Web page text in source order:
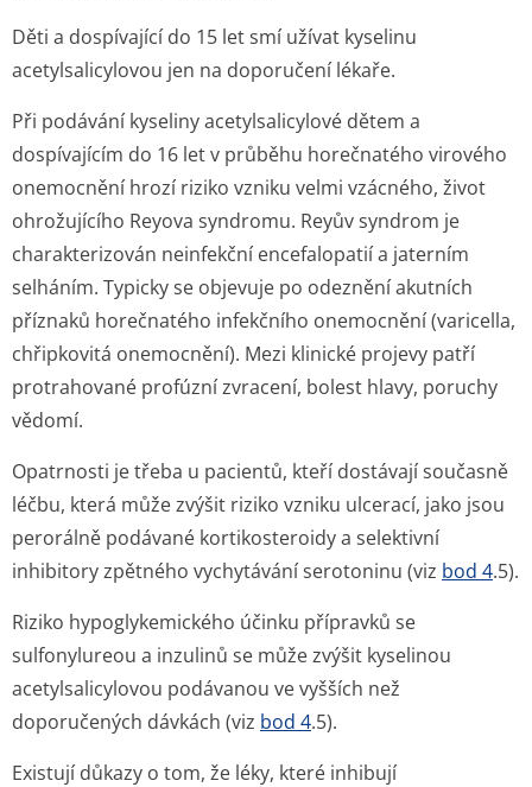
Děti a dospívající do 15 let smí užívat kyselinu
acetylsalicylovou jen na doporučení lékaře.
Při podávání kyseliny acetylsalicylové dětem a
dospívajícím do 16 let v průběhu horečnatého virového
onemocnění hrozí riziko vzniku velmi vzácného, život
ohrožujícího Reyova syndromu. Reyův syndrom je
charakterizován neinfekční encefalopatií a jaterním
selháním. Typicky se objevuje po odeznění akutních
příznaků horečnatého infekčního onemocnění (varicella,
chřipkovitá onemocnění). Mezi klinické projevy patří
protrahované profúzní zvracení, bolest hlavy, poruchy
vědomí.
Opatrnosti je třeba u pacientů, kteří dostávají současně
léčbu, která může zvýšit riziko vzniku ulcerací, jako jsou
perorálně podávané kortikosteroidy a selektivní
inhibitory zpětného vychytávání serotoninu (viz bod 4.5).
Riziko hypoglykemického účinku přípravků se
sulfonylureou a inzulinů se může zvýšit kyselinou
acetylsalicylovou podávanou ve vyšších než
doporučených dávkách (viz bod 4.5).
Existují důkazy o tom, že léky, které inhibují